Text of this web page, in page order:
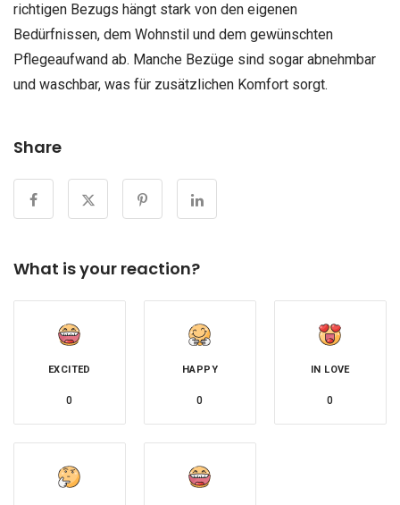
richtigen Bezugs hängt stark von den eigenen
Bedürfnissen, dem Wohnstil und dem gewünschten
Pflegeaufwand ab. Manche Bezüge sind sogar abnehmbar
und waschbar, was für zusätzlichen Komfort sorgt.
Share
What is your reaction?
EXCITED
0
HAPPY
0
IN LOVE
0